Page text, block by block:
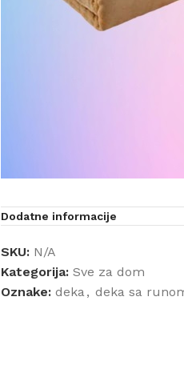
Dodatne informacije
SKU: N/A
Kategorija: Sve za dom
Oznake: deka, deka sa